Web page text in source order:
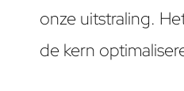
onze uitstraling.
de kern